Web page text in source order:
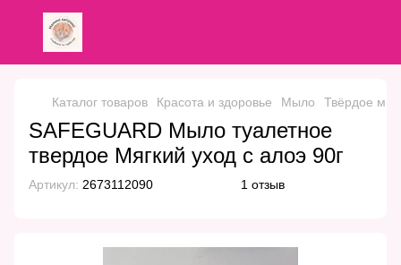
Каталог товаров Красота и здоровье Мыло Твёрдое
SAFEGUARD Мыло туалетное
твердое Мягкий уход с алоэ 90г
Артикул: 2673112090 1 отзыв